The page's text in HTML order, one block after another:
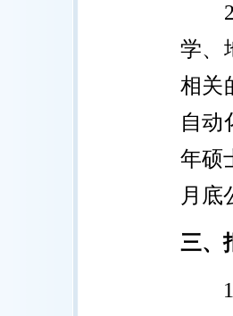
学、
相关
自动
年硕
月底
三、
1